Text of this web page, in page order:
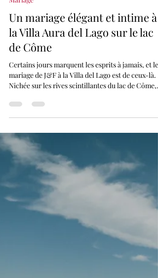
Mariage
Un mariage élégant et intime à
la Villa Aura del Lago sur le lac
de Côme
Certains jours marquent les esprits à jamais, et le
mariage de J&F à la Villa del Lago est de ceux-là.
Nichée sur les rives scintillantes du lac de Côme,
cette villa somptueuse n'est pas qu'un simple
elle est une véritable ode à leur amour. Chaque
recoin respire l'élégance, chaque panorama est un
enchantement, et l'atmosphère vibre de
romantisme. Capturer leur amour, c'était comme
entrer dans un rêve : les rires, les vœux, les
échangés devant leurs proches… une